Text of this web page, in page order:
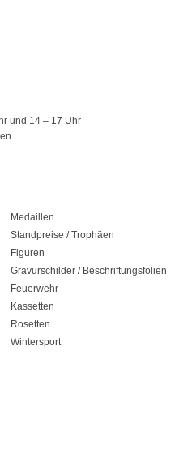
und 14 – 17 Uhr
Medaillen
Standpreise / Trophäen
Figuren
Gravurschilder / Beschriftungsfolien
Feuerwehr
Kassetten
Rosetten
Wintersport